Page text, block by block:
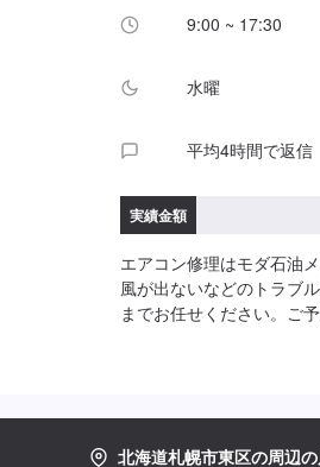
9:00 ~ 17:30
水曜
平均4時間で返信
実績金額
エアコン修理はモダ石油
風が出ないなどのトラブ
までお任せください。ご
北海道札幌市東区の周辺